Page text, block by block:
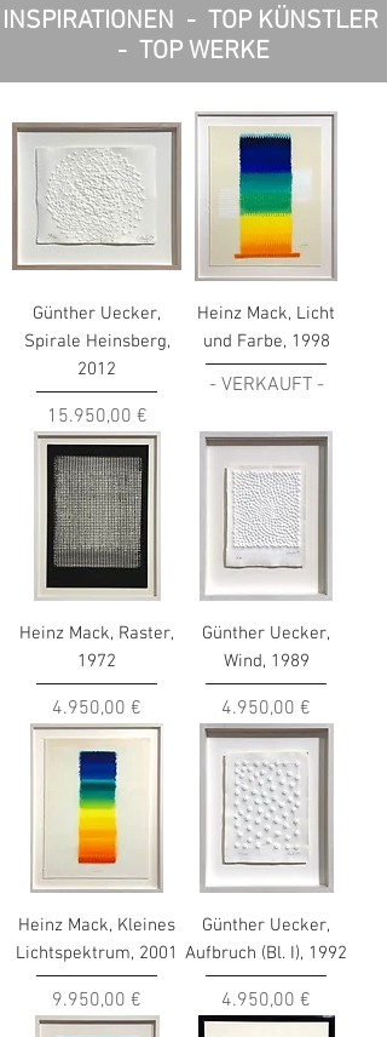
INSPIRATIONEN - TOP KÜNSTLER
- TOP WERKE
Günther Uecker,
Spirale Heinsberg,
2012
Preis
15.950,00 €
Heinz Mack, Licht
und Farbe, 1998
- VERKAUFT -
Heinz Mack, Raster,
1972
Preis
4.950,00 €
Günther Uecker,
Wind, 1989
Preis
4.950,00 €
Heinz Mack, Kleines
Lichtspektrum, 2001
Preis
9.950,00 €
Günther Uecker,
Aufbruch (Bl. I), 1992
Preis
4.950,00 €